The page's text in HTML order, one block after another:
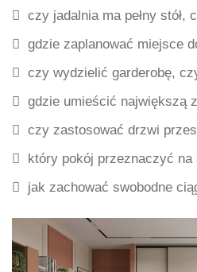
czy jadalnia ma pełny stół,
gdzie zaplanować miejsce
czy wydzielić garderobę,
gdzie umieścić największą
czy zastosować drzwi
który pokój przeznaczyć na
jak zachować swobodne